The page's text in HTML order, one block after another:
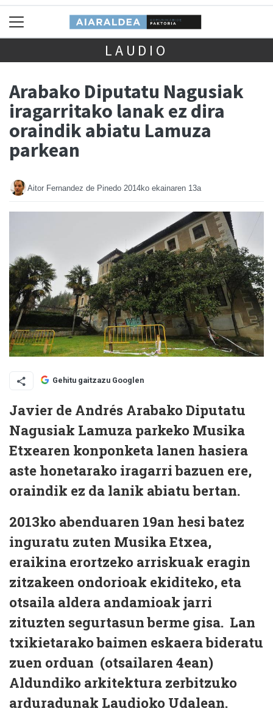
LAUDIO
Arabako Diputatu Nagusiak
iragarritako lanak ez dira
oraindik abiatu Lamuza
parkean
Aitor Fernandez de Pinedo 2014ko ekainaren 13a
Gehitu gaitzazu Googlen
Javier de Andrés Arabako Diputatu
Nagusiak Lamuza parkeko Musika
Etxearen konponketa lanen hasiera
aste honetarako iragarri bazuen ere,
oraindik ez da lanik abiatu bertan.
2013ko abenduaren 19an hesi batez
inguratu zuten Musika Etxea,
eraikina erortzeko arriskuak eragin
zitzakeen ondorioak ekiditeko, eta
otsaila aldera andamioak jarri
zituzten segurtasun berme gisa. Lan
txikietarako baimen eskaera bideratu
zuen orduan (otsailaren 4ean)
Aldundiko arkitektura zerbitzuko
arduradunak Laudioko Udalean.